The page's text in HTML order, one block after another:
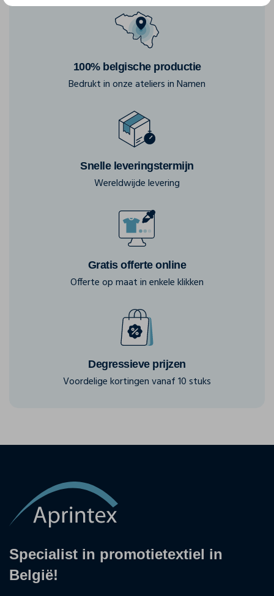
100% belgische productie
Bedrukt in onze ateliers in Namen
Snelle leveringstermijn
Wereldwijde levering
Gratis offerte online
Offerte op maat in enkele klikken
Degressieve prijzen
Voordelige kortingen vanaf 10 stuks
Specialist in promotietextiel in
België!